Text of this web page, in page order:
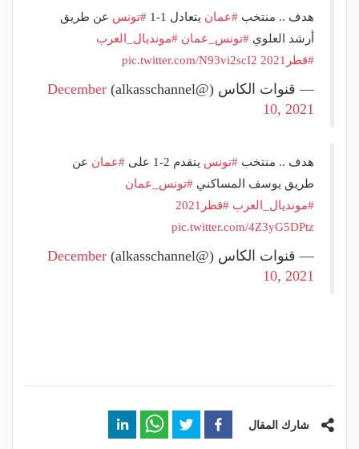
هدف .. منتخب #عمان يتعادل 1-1 #تونس عن طريق
أرشد العلوي #تونس_عمان #مونديال_العرب
#قطر2021
pic.twitter.com/N93vi2scI2
— قنوات الكاس (@alkasschannel)
December
10, 2021
هدف .. منتخب #تونس يتقدم 2-1 على #عمان عن
طريق يوسف المساكني #تونس_عمان
#مونديال_العرب #قطر2021
pic.twitter.com/4Z3yG5DPtz
— قنوات الكاس (@alkasschannel)
December
10, 2021
شارك المقال